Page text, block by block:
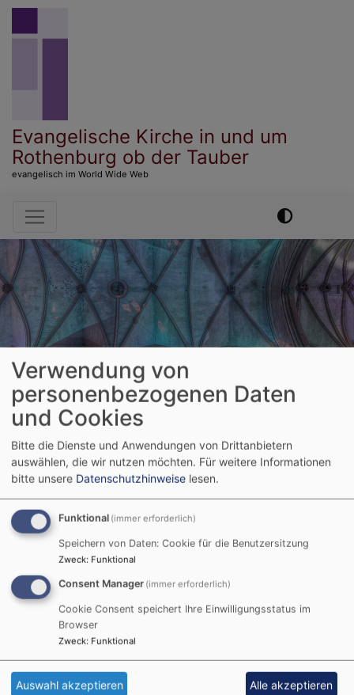
Direkt
Evangelische Kirche in und um
Rothenburg ob der Tauber
evangelisch im World Wide Web
Hauptnavigation
Startseite Kirche mit Kindern
Kirche mit Kindern
bieten neben den
Gottesdiensteund
Des Weiteren
Verwendung von
personenbezogenen Daten
und Cookies
Bitte die Dienste und Anwendungen von Drittanbietern
auswählen, die wir nutzen möchten. Für weitere Informationen
bitte unsere Datenschutzhinweise lesen.
Funktional (immer erforderlich)
Speichern von Daten: Cookie für die Benutzersitzung
Zweck: Funktional
Consent Manager (immer erforderlich)
Cookie Consent speichert Ihre Einwilligungsstatus im
Browser
Zweck: Funktional
Auswahl akzeptieren Alle akzeptieren